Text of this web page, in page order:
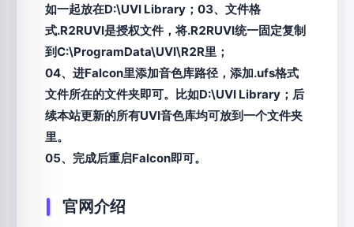
如一起放在D:\UVI Library；03、文件格
式.R2RUVI是授权文件，将.R2RUVI统一固定复制
到C:\ProgramData\UVI\R2R里；
04、进Falcon里添加音色库路径，添加.ufs格式
文件所在的文件夹即可。比如D:\UVI Library；后
续本站更新的所有UVI音色库均可放到一个文件夹
里。
05、完成后重启Falcon即可。
官网介绍